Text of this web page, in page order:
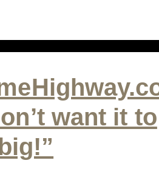
want it to